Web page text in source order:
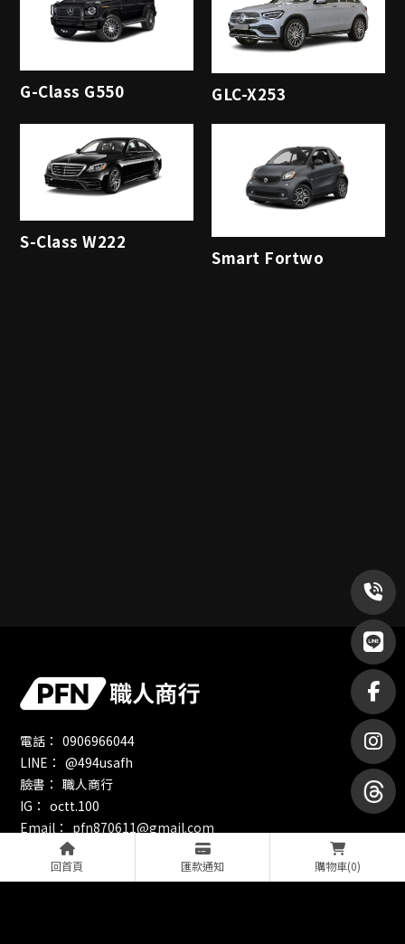
G-Class G550 GLC-X253
S-Class W222
Smart Fortwo
回首頁 匯款通知 購物車(0)
@494usafh
0906966044
週一～六｜10:00-6:00、週日｜固定公休
宜蘭縣五結鄉中正路二段196號
pfn870611@gmail.com
職人商行
octt.100